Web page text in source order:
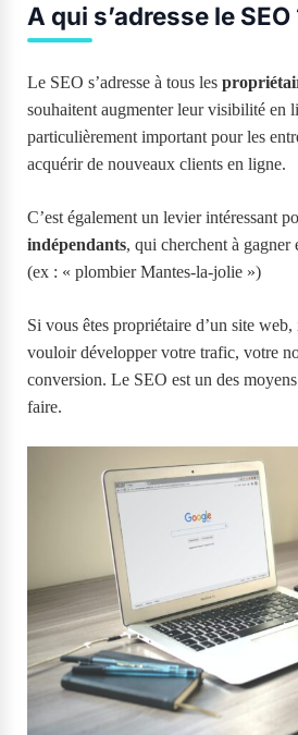
A qui s’adresse le SEO
Le SEO s’adresse à tous les
souhaitent augmenter leur visibilité en
particulièrement important pour les
acquérir de nouveaux clients en ligne.
C’est également un levier intéressant
indépendants, qui cherchent à
(ex : « plombier Mantes-la-jolie »)
Si vous êtes propriétaire d’un site web,
vouloir développer votre trafic, votre
conversion. Le SEO est un des
faire.